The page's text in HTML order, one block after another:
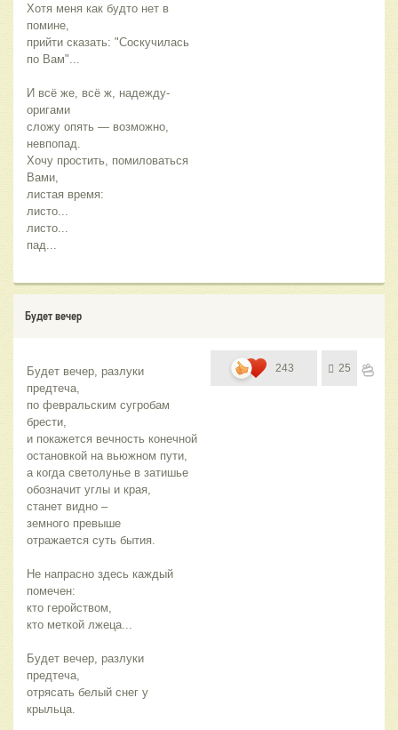
Хотя меня как будто нет в
помине,
прийти сказать: "Соскучилась
по Вам"...
И всё же, всё ж, надежду-
оригами
сложу опять — возможно,
невпопад.
Хочу простить, помиловаться
Вами,
листая время:
листо...
листо...
пад...
Будет вечер
Будет вечер, разлуки
предтеча,
по февральским сугробам
брести,
и покажется вечность конечной
остановкой на вьюжном пути,
а когда светолунье в затишье
обозначит углы и края,
станет видно –
земного превыше
отражается суть бытия.
Не напрасно здесь каждый
помечен:
кто геройством,
кто меткой лжеца...
Будет вечер, разлуки
предтеча,
отрясать белый снег у
крыльца.
243 25